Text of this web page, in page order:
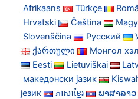
Afrikaans
Türkçe
Hrvatski
Čeština
Slovenščina
Русский
ქართული
Монгол хэл
Eesti
Lietuviškai
македонски јазик
језик
ភាសាខ្មែរ ພາສາລາວ